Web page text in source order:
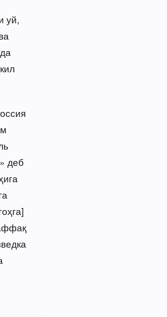
уй,
деб